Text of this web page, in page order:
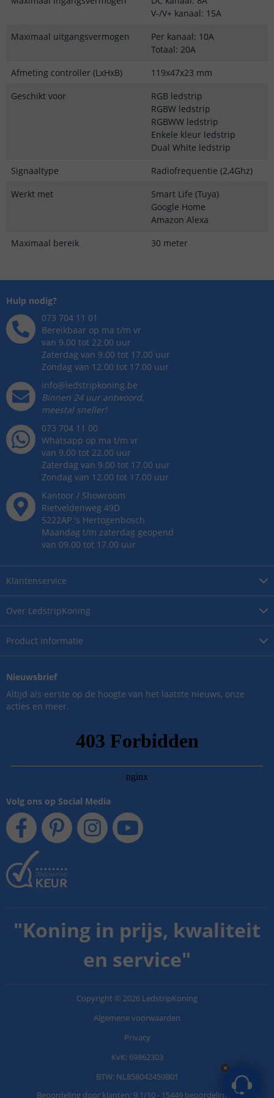
V-/V+ kanaal: 15A
Maximaal uitgangsvermogen
Per kanaal: 10A
Totaal: 20A
Afmeting controller (LxHxB)
119x47x23 mm
Geschikt voor
RGB ledstrip
RGBW ledstrip
RGBWW ledstrip
Enkele kleur ledstrip
Dual White ledstrip
Signaaltype
Radiofrequentie (2,4Ghz)
Werkt met
Smart Life (Tuya)
Google Home
Amazon Alexa
Maximaal bereik
30 meter
Over LedstripKoning
Product informatie
Klantenservice
Hulp nodig?
073 704 11 01
Bereikbaar op ma t/m vr
van 9.00 tot 22.00 uur
Zaterdag van 9.00 tot 17.00 uur
Zondag van 12.00 tot 17.00 uur
info@ledstripkoning.be
Binnen 24 uur antwoord,
meestal sneller!
073 704 11 00
Whatsapp op ma t/m vr
van 9.00 tot 22.00 uur
Zaterdag van 9.00 tot 17.00 uur
Zondag van 12.00 tot 17.00 uur
Kantoor / Showroom
Rietveldenweg 49D
5222AP 's Hertogenbosch
Maandag t/m zaterdag geopend
van 09.00 tot 17.00 uur
Nieuwsbrief
Altijd als eerste op de hoogte van het laatste nieuws, onze
acties en meer.
Volg ons op Social Media
"Koning in prijs, kwaliteit
en service"
Copyright © 2026 LedstripKoning
Algemene voorwaarden
Privacy
KvK: 69862303
BTW: NL858042459B01
Beoordeling door klanten: 9.1/10- 15449 beoordelingen